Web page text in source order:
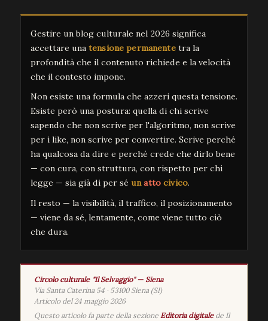
Gestire un blog culturale nel 2026 significa
accettare una tensione permanentetra la
profondità che il contenuto richiede e la velocità
che il contesto impone.
Non esiste una formula che azzeri questa tensione.
Esiste però una postura: quella di chi scrive
sapendo che non scrive per l'algoritmo, non scrive
per i like, non scrive per convertire. Scrive perché
ha qualcosa da dire e perché crede che dirlo bene
— con cura, con struttura, con rispetto per chi
legge — sia già di per sé unatto civico.
Il resto — la visibilità, il traffico, il posizionamento
— viene da sé, lentamente, come viene tutto ciò
che dura.
Circolo culturale "Il Selvaggio" — Siena
Via Santa Caterina 54 · 53100 Siena (SI)
Articolo del24 maggio 2026
Questo articolo fa parte della sezioneEditoria digitalede Il